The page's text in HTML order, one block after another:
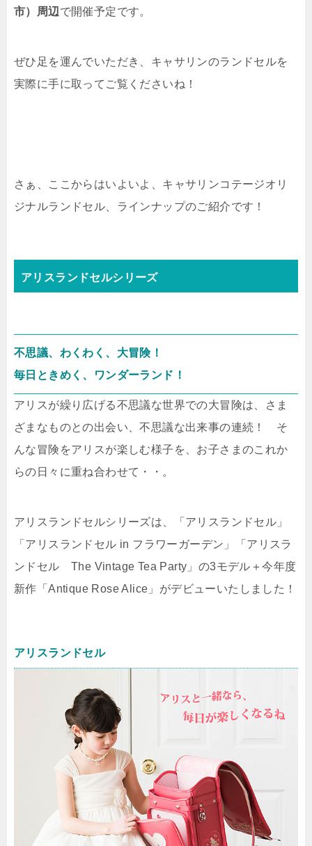
市）周辺で開催予定です。
ぜひ足を運んでいただき、キャサリンのランドセルを
実際に手に取ってご覧くださいね！
さぁ、ここからはいよいよ、キャサリンコテージオリ
ジナルランドセル、ラインナップのご紹介です！
アリスランドセルシリーズ
不思議、わくわく、大冒険！
毎日ときめく、ワンダーランド！
アリスが繰り広げる不思議な世界での大冒険は、さま
ざまなものとの出会い、不思議な出来事の連続！ そ
んな冒険をアリスが楽しむ様子を、お子さまのこれか
らの日々に重ね合わせて・・。
アリスランドセルシリーズは、「アリスランドセル」
「アリスランドセル in フラワーガーデン」「アリスラ
ンドセル The Vintage Tea Party」の3モデル＋今年度
新作「Antique Rose Alice」がデビューいたしました！
アリスランドセル